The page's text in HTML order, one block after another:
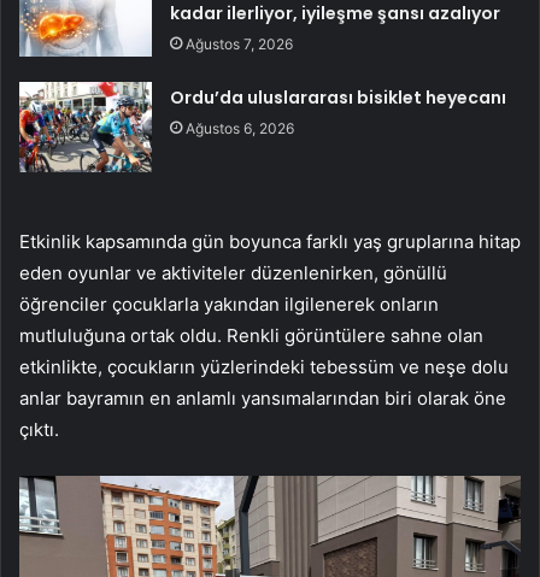
kadar ilerliyor, iyileşme şansı azalıyor
Ağustos 7, 2026
Ordu’da uluslararası bisiklet heyecanı
Ağustos 6, 2026
Etkinlik kapsamında gün boyunca farklı yaş gruplarına hitap
eden oyunlar ve aktiviteler düzenlenirken, gönüllü
öğrenciler çocuklarla yakından ilgilenerek onların
mutluluğuna ortak oldu. Renkli görüntülere sahne olan
etkinlikte, çocukların yüzlerindeki tebessüm ve neşe dolu
anlar bayramın en anlamlı yansımalarından biri olarak öne
çıktı.